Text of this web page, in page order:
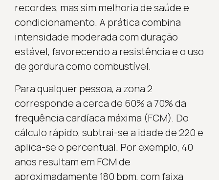
recordes, mas sim melhoria de saúde e
condicionamento. A prática combina
intensidade moderada com duração
estável, favorecendo a resistência e o uso
de gordura como combustível.
Para qualquer pessoa, a zona 2
corresponde a cerca de 60% a 70% da
frequência cardíaca máxima (FCM). Do
cálculo rápido, subtrai-se a idade de 220 e
aplica-se o percentual. Por exemplo, 40
anos resultam em FCM de
aproximadamente 180 bpm, com faixa